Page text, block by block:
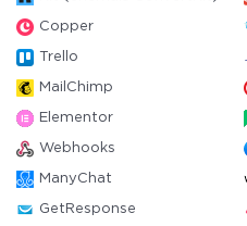
Copper
Trello
MailChimp
Elementor
Webhooks
ManyChat
GetResponse